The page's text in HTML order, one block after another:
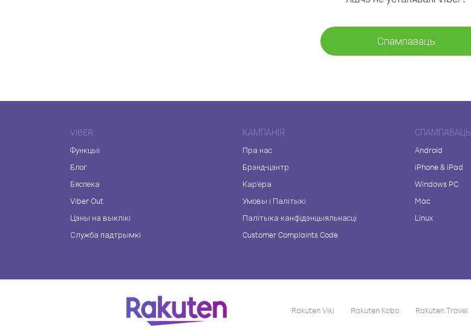
Спампаваць
VIBER
Функцыі
Блог
Бяспека
Viber Out
Цэны на выклікі
Служба падтрымкі
КАМПАНІЯ
Пра нас
Брэнд-цэнтр
Кар'ера
Умовы і Палітыкі
Палітыка канфідэнцыяльнасці
Customer Complaints Code
СПАМПАВАЦЬ
Android
iPhone & iPad
Windows PC
Mac
Linux
Rakuten Viki Rakuten Kobo Rakuten Travel